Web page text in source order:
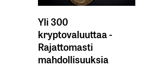
Yli 300
kryptovaluuttaa -
Rajattomasti
mahdollisuuksia